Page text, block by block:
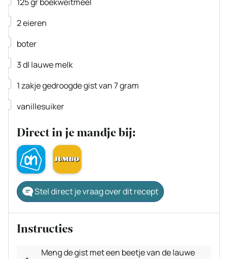
▢
2eieren
▢
boter
▢
3dl lauwe melk
▢
1zakjegedroogde gistvan 7 gram
▢
vanillesuiker
Direct in je mandje bij:
Stel direct je vraag over dit recept
Instructies
Meng de gist met een beetje van de lauwe